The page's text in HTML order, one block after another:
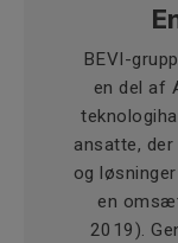
BEVI-
en del af
ansatte,
og
en
2019).